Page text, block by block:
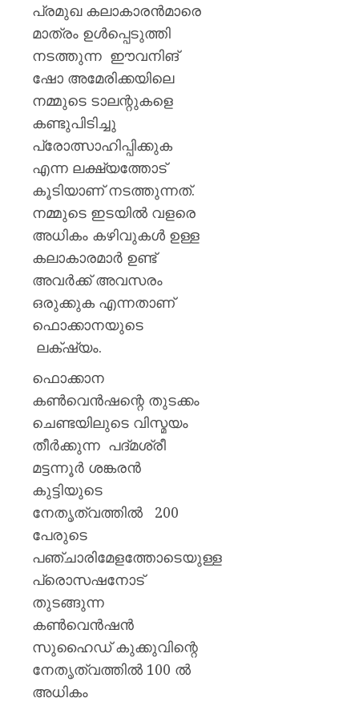
പ്രമുഖ കലാകാരൻമാരെ
മാത്രം ഉൾപ്പെടുത്തി
നടത്തുന്ന ഈവനിങ്
ഷോ അമേരിക്കയിലെ
നമ്മുടെ ടാലന്റുകളെ
കണ്ടുപിടിച്ചു
പ്രോത്സാഹിപ്പിക്കുക
എന്ന ലക്ഷ്യത്തോട്
കൂടിയാണ് നടത്തുന്നത്.
നമ്മുടെ ഇടയിൽ വളരെ
അധികം കഴിവുകൾ ഉള്ള
കലാകാരമാർ ഉണ്ട്
അവർക്ക് അവസരം
ഒരുക്കുക എന്നതാണ്
ഫൊക്കാനയുടെ
ലക്‌ഷ്യം.
ഫൊക്കാന
കൺവെൻഷന്റെ തുടക്കം
ചെണ്ടയിലുടെ വിസ്മയം
തീർക്കുന്ന പദ്മശ്രീ
മട്ടന്നൂർ ശങ്കരൻ
കുട്ടിയുടെ
നേതൃത്വത്തിൽ 200
പേരുടെ
പഞ്ചാരിമേളത്തോടെയുള്ള
പ്രൊസഷനോട്
തുടങ്ങുന്ന
കൺവെൻഷൻ
സുഹൈഡ് കുക്കുവിന്റെ
നേതൃത്വത്തിൽ 100 ൽ
അധികം